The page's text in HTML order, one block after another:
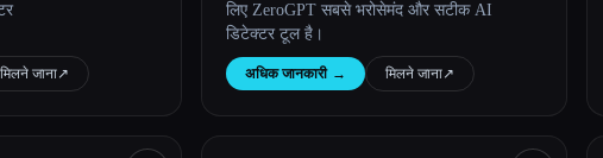
मिलने जाना↗︎
लिए ZeroGPT सबसे भरोसेमंद और सटीक AI
डिटेक्टर टूल है।
अधिक जानकारी → मिलने जाना↗︎